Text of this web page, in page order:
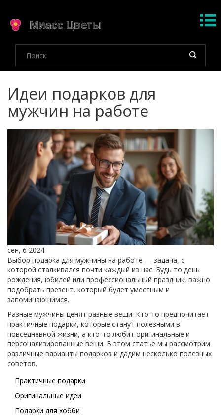
Идеи подарков для
мужчин на работе
сен, 6 2024
Выбор подарка для мужчины на работе — задача, с
которой сталкивался почти каждый из нас. Будь то день
рождения, юбилей или профессиональный праздник, важно
подобрать презент, который будет уместным и
запоминающимся.
Разные мужчины ценят разные вещи. Кто-то предпочитает
практичные подарки, которые станут полезными в
повседневной жизни, а кто-то любит оригинальные и
персонализированные вещи. В этом статье мы рассмотрим
различные варианты подарков и дадим несколько полезных
советов.
Практичные подарки
Оригинальные идеи
Подарки для хобби